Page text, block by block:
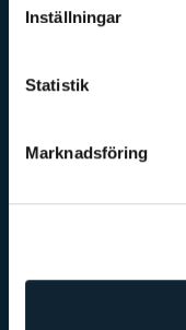
Inställningar
Statistik
Marknadsföring